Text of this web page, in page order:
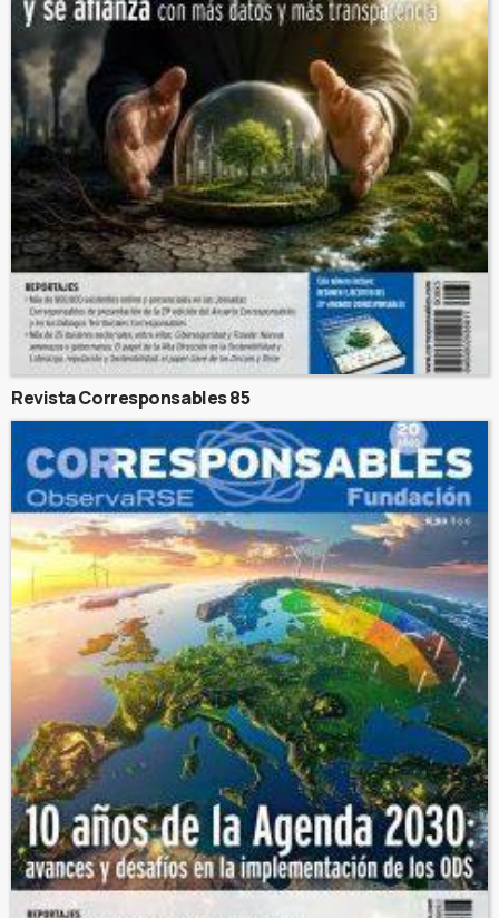
Revista Corresponsables 85